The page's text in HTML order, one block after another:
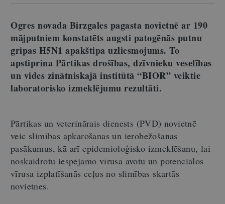
Ogres novada Birzgales pagasta novietnē ar 190
mājputniem konstatēts augsti patogēnās putnu
gripas H5N1 apakštipa uzliesmojums. To
apstiprina Pārtikas drošības, dzīvnieku veselības
un vides zinātniskajā institūtā “BIOR” veiktie
laboratorisko izmeklējumu rezultāti.
Pārtikas un veterinārais dienests (PVD) novietnē
veic slimības apkarošanas un ierobežošanas
pasākumus, kā arī epidemioloģisko izmeklēšanu, lai
noskaidrotu iespējamo vīrusa avotu un potenciālos
vīrusa izplatīšanās ceļus no slimības skartās
novietnes.